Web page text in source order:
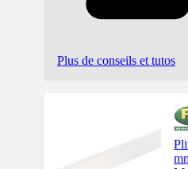
Plus de conseils et tutos